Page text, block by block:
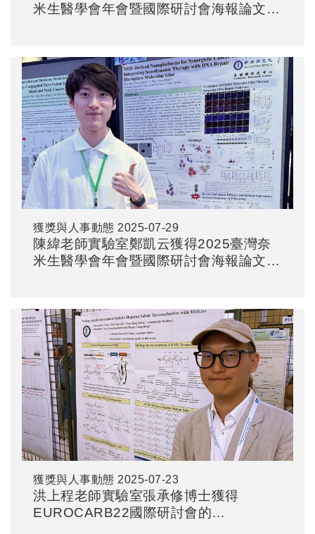
米生醫學會年會暨國際研討會海報論文優
獲獎與人事動態 2025-07-29
陳緯老師實驗室鄭凱云獲得2025臺灣奈
米生醫學會年會暨國際研討會海報論文傑
獲獎與人事動態 2025-07-23
洪上程老師實驗室張承修博士獲得
EUROCARB22國際研討會的